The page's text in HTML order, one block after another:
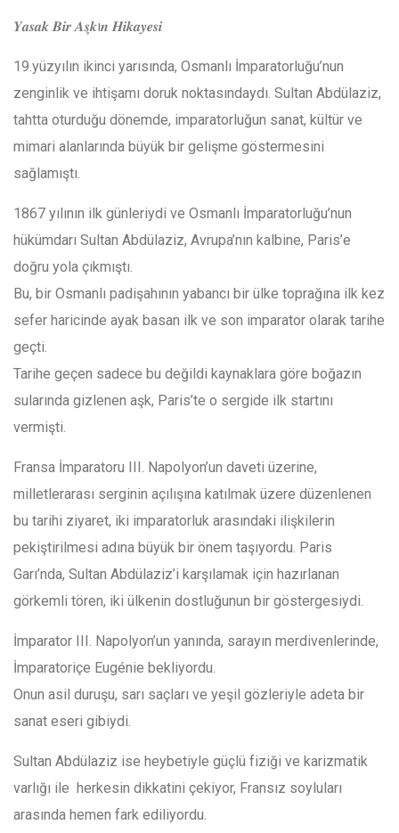
𝒀𝒂𝒔𝒂𝒌 𝑩𝒊𝒓 𝑨𝒔̧𝒌ı𝒏 𝑯𝒊𝒌𝒂𝒚𝒆𝒔𝒊
19.yüzyılın ikinci yarısında, Osmanlı İmparatorluğu’nun
zenginlik ve ihtişamı doruk noktasındaydı. Sultan Abdülaziz,
tahtta oturduğu dönemde, imparatorluğun sanat, kültür ve
mimari alanlarında büyük bir gelişme göstermesini
sağlamıştı.
1867 yılının ilk günleriydi ve Osmanlı İmparatorluğu’nun
hükümdarı Sultan Abdülaziz, Avrupa’nın kalbine, Paris’e
doğru yola çıkmıştı.
Bu, bir Osmanlı padişahının yabancı bir ülke toprağına ilk kez
sefer haricinde ayak basan ilk ve son imparator olarak tarihe
geçti.
Tarihe geçen sadece bu değildi kaynaklara göre boğazın
sularında gizlenen aşk, Paris’te o sergide ilk startını
vermişti.
Fransa İmparatoru III. Napolyon’un daveti üzerine,
milletlerarası serginin açılışına katılmak üzere düzenlenen
bu tarihi ziyaret, iki imparatorluk arasındaki ilişkilerin
pekiştirilmesi adına büyük bir önem taşıyordu. Paris
Garı’nda, Sultan Abdülaziz’i karşılamak için hazırlanan
görkemli tören, iki ülkenin dostluğunun bir göstergesiydi.
İmparator III. Napolyon’un yanında, sarayın merdivenlerinde,
İmparatoriçe Eugénie bekliyordu.
Onun asil duruşu, sarı saçları ve yeşil gözleriyle adeta bir
sanat eseri gibiydi.
Sultan Abdülaziz ise heybetiyle güçlü fiziği ve karizmatik
varlığı ile herkesin dikkatini çekiyor, Fransız soyluları
arasında hemen fark ediliyordu.